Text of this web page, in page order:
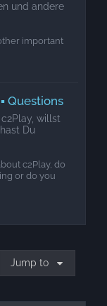
und andere
important
Questions
willst
Du
c2Play, do
or do you
Jump to